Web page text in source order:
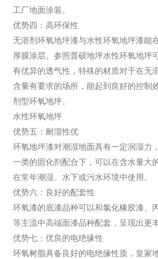
工厂地面涂装。
优势四：高环保性
无溶剂环氧地坪漆与水性环氧地坪漆能
厚膜涂层。参照普硕地坪水性环氧地坪
有优异的透气性，特殊的材质对于在无
含量有要求的场所，能起到良好的控制
剂型环氧地坪。
水性环氧地坪
优势五：耐湿性优
环氧地坪漆对潮湿地面具有一定润湿力
一类的固化剂配合下，可以在含水量大
在常年潮湿、水下或污水环境中使用。
优势六：良好的配套性
环氧漆的底漆品种可以和氯化橡胶漆、
等主流中高端面漆品种配套，呈现出更
优势七：优良的电绝缘性
环氧树脂具备良好的电绝缘性质，皇家